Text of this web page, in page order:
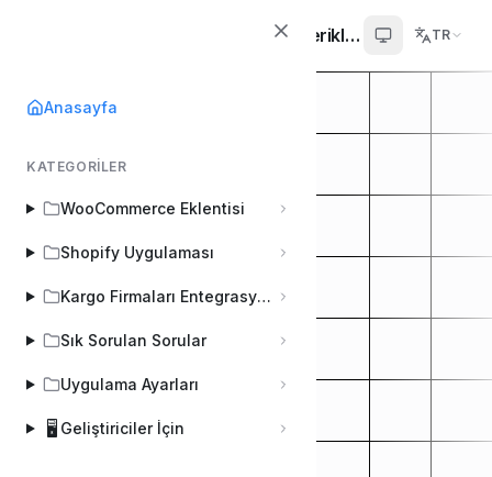
Kargo Entegratör Yardım İçerikleri TR
Anasayfa
KATEGORILER
WooCommerce Eklentisi
Shopify Uygulaması
Kargo Firmaları Entegrasyon Yapılandırmaları
Sık Sorulan Sorular
Uygulama Ayarları
🖥️ Geliştiriciler İçin